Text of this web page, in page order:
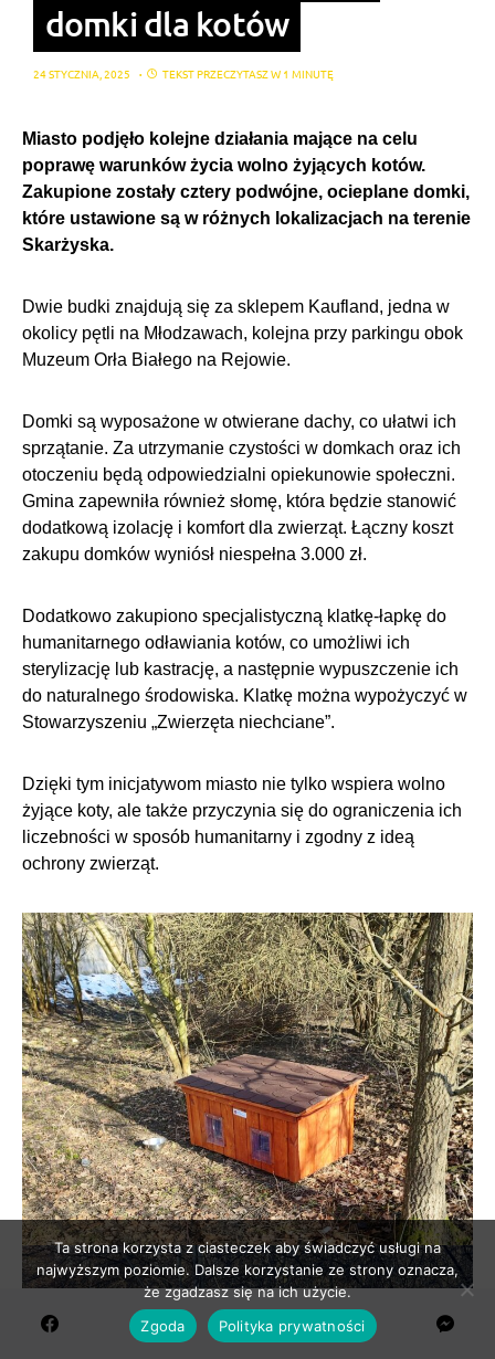
domki dla kotów
24 STYCZNIA, 2025 TEKST PRZECZYTASZ W 1 MINUTĘ
Miasto podjęło kolejne działania mające na celu
poprawę warunków życia wolno żyjących kotów.
Zakupione zostały cztery podwójne, ocieplane domki,
które ustawione są w różnych lokalizacjach na terenie
Skarżyska.
Dwie budki znajdują się za sklepem Kaufland, jedna w
okolicy pętli na Młodzawach, kolejna przy parkingu obok
Muzeum Orła Białego na Rejowie.
Domki są wyposażone w otwierane dachy, co ułatwi ich
sprzątanie. Za utrzymanie czystości w domkach oraz ich
otoczeniu będą odpowiedzialni opiekunowie społeczni.
Gmina zapewniła również słomę, która będzie stanowić
dodatkową izolację i komfort dla zwierząt. Łączny koszt
zakupu domków wyniósł niespełna 3.000 zł.
Dodatkowo zakupiono specjalistyczną klatkę-łapkę do
humanitarnego odławiania kotów, co umożliwi ich
sterylizację lub kastrację, a następnie wypuszczenie ich
do naturalnego środowiska. Klatkę można wypożyczyć w
Stowarzyszeniu „Zwierzęta niechciane”.
Dzięki tym inicjatywom miasto nie tylko wspiera wolno
żyjące koty, ale także przyczynia się do ograniczenia ich
liczebności w sposób humanitarny i zgodny z ideą
ochrony zwierząt.
Ta strona korzysta z ciasteczek aby świadczyć usługi na
najwyższym poziomie. Dalsze korzystanie ze strony oznacza,
że zgadzasz się na ich użycie.
Zgoda
Polityka prywatności